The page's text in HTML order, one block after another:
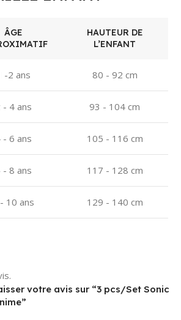
ÂGE
HAUTEUR DE
L’ENFANT
-2 ans 80 - 92 cm
- 4 ans 93 - 104 cm
- 6 ans 105 - 116 cm
- 8 ans 117 - 128 cm
10 ans 129 - 140 cm
votre avis sur “3 pcs/Set Sonic